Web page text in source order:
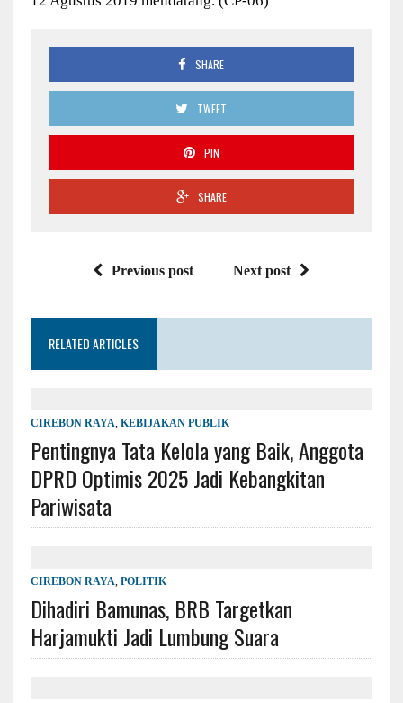
SHARE
TWEET
PIN
SHARE
Previous post Next post
RELATED ARTICLES
CIREBON RAYA KEBIJAKAN PUBLIK
Pentingnya Tata Kelola yang Baik, Anggota
DPRD Optimis 2025 Jadi Kebangkitan
Pariwisata
CIREBON RAYA POLITIK
Dihadiri Bamunas, BRB Targetkan
Harjamukti Jadi Lumbung Suara